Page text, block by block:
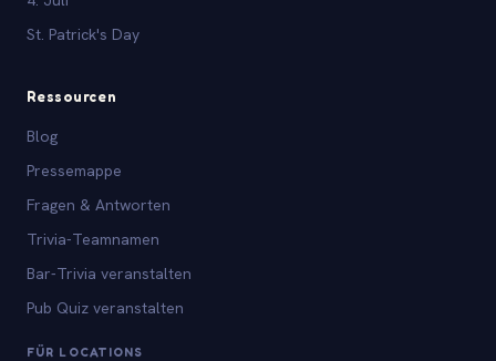
St. Patrick's Day
Ressourcen
Blog
Pressemappe
Fragen & Antworten
Trivia-Teamnamen
Bar-Trivia veranstalten
Pub Quiz veranstalten
FÜR LOCATIONS